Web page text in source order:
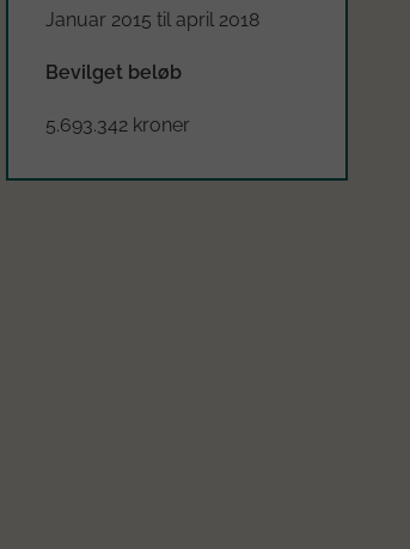
Januar 2015 til april 2018
Bevilget beløb
5.693.342 kroner